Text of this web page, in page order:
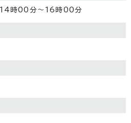
時00分～16時00分